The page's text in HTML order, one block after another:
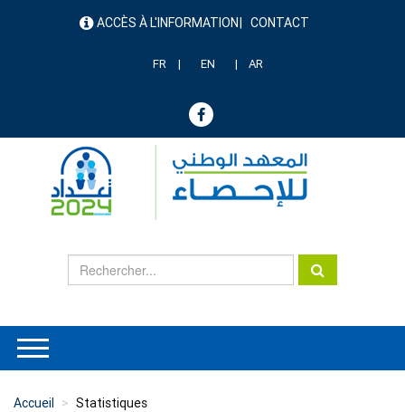
menu ACCÈS À L'INFORMATION CONTACT
FR EN AR
Accueil Statistiques